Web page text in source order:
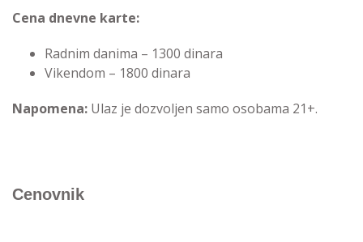
Cena dnevne karte:
Radnim danima – 1300 dinara
Vikendom – 1800 dinara
Napomena: Ulaz je dozvoljen samo osobama 21+.
Cenovnik